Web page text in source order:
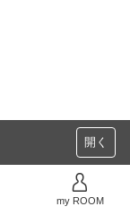
開く
my ROOM